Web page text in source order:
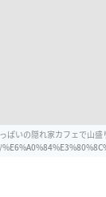
っぱいの隠れ家カフェで山